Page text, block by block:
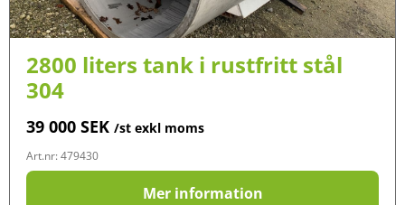
2800 liters tank i rustfritt stål
304
39 000 SEK /st exkl moms
Art.nr: 479430
Mer information